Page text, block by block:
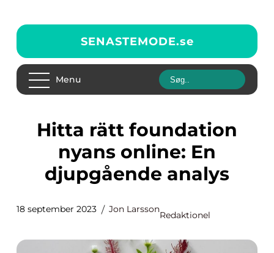
SENASTEMODE.se
Menu
Hitta rätt foundation
nyans online: En
djupgående analys
18 september 2023 Jon Larsson
Redaktionel